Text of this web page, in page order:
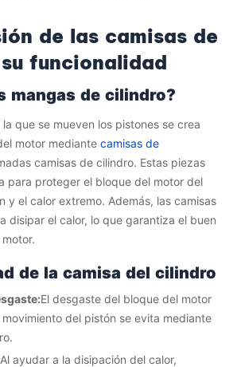
de las camisas de
funcionalidad
mangas de cilindro?
que se mueven los pistones se crea
motor mediante camisas de
camisas de cilindro. Estas piezas
para proteger el bloque del motor del
y el calor extremo. Además, las camisas
disipar el calor, lo que garantiza el buen
de la camisa del cilindro
El desgaste del bloque del motor
del pistón se evita mediante
Al ayudar a la disipación del calor,